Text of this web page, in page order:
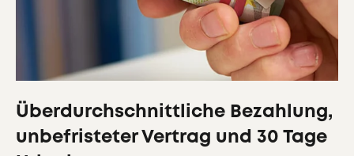
Überdurchschnittliche Bezahlung,
unbefristeter Vertrag und 30 Tage